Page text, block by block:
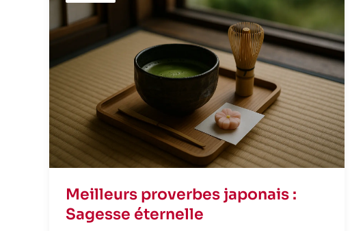
Meilleurs proverbes japonais :
Sagesse éternelle